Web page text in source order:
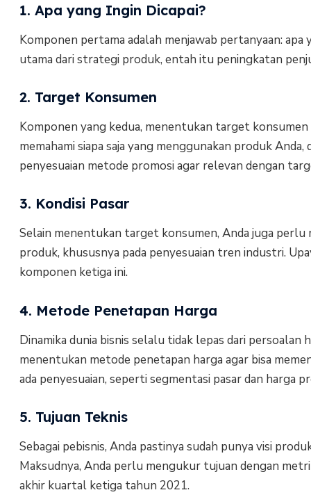
1. Apa yang Ingin Dicapai?
Komponen pertama adalah menjawab pertanyaan:
utama dari strategi produk, entah itu peningkatan
2. Target Konsumen
Komponen yang kedua, menentukan target
memahami siapa saja yang menggunakan produk
penyesuaian metode promosi agar relevan dengan
3. Kondisi Pasar
Selain menentukan target konsumen, Anda juga perlu
produk, khususnya pada penyesuaian tren industri.
komponen ketiga ini.
4. Metode Penetapan Harga
Dinamika dunia bisnis selalu tidak lepas dari
menentukan metode penetapan harga agar bisa
ada penyesuaian, seperti segmentasi pasar dan harga
5. Tujuan Teknis
Sebagai pebisnis, Anda pastinya sudah punya visi
Maksudnya, Anda perlu mengukur tujuan dengan
akhir kuartal ketiga tahun 2021.